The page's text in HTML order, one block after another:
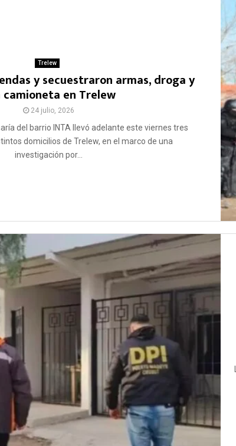
Trelew
y secuestraron armas, droga y
camioneta en Trelew
24 julio, 2026
del barrio INTA llevó adelante este viernes tres
domicilios de Trelew, en el marco de una
investigación por...